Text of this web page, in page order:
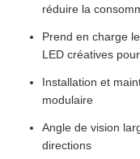
réduire la
Prend en charge
LED créatives
Installation et
modulaire
Angle de vision
directions